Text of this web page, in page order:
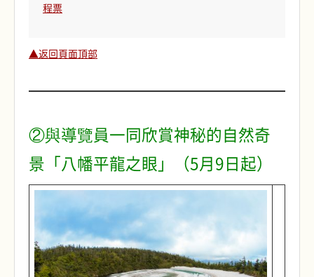
程票
▲返回頁面頂部
②與導覽員一同欣賞神秘的自然奇
景「八幡平龍之眼」（5月9日起）